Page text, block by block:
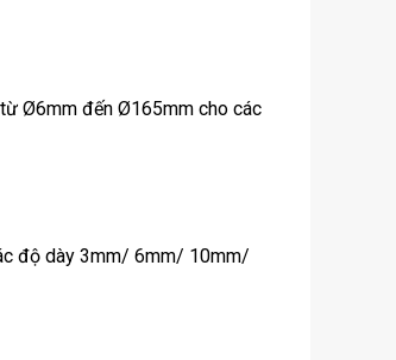
Ø6mm đến Ø165mm cho các
độ dày 3mm/ 6mm/ 10mm/